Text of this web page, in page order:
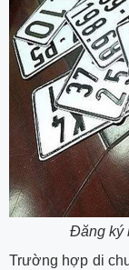
Đăng ký
Trường hợp di